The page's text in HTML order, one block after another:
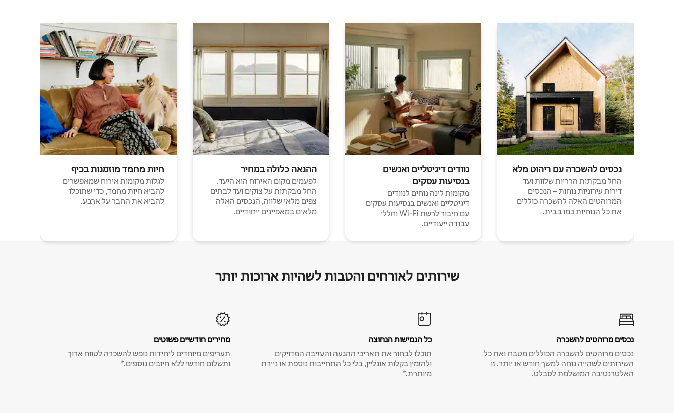
נכסים להשכרה עם ריהוט מלא
החל מבקתות הרריות שלוות ועד
דירות עירוניות נוחות – הנכסים
המרוהטים האלה להשכרה כוללים
את כל הנוחיות כמו בבית.
נוודים דיגיטליים ואנשים
בנסיעות עסקים
מקומות לינה נוחים לנוודים
דיגיטליים ואנשים בנסיעות עסקים
עם חיבור לרשת Wi-Fi וחללי
עבודה ייעודיים.
ההנאה כלולה במחיר
לפעמים מקום האירוח הוא היעד.
החל מבקתות על צוקים ועד לבתים
צפים מלאי שלווה, הנכסים האלה
מלאים במאפיינים ייחודיים.
חיות מחמד מוזמנות בכיף
לגלות מקומות אירוח שמאפשרים
להביא חיות מחמד, כדי שתוכלו
להביא את החבר על ארבע.
שירותים לאורחים והטבות לשהיות ארוכות יותר
נכסים מרוהטים להשכרה
נכסים מרוהטים להשכרה הכוללים מטבח ואת כל
השירותים לשהייה נוחה למשך חודש או יותר. זו
האלטרנטיבה המושלמת לסבלט.
כל הגמישות הנחוצה
תוכלו לבחור את תאריכי ההגעה והעזיבה המדויקים
ולהזמין בקלות אונליין, בלי כל התחייבות נוספת או ניירת
מיותרת.*
מחירים חודשיים פשוטים
תעריפים מיוחדים ליחידות נופש להשכרה לטווח ארוך
ותשלום חודשי ללא חיובים נוספים.*